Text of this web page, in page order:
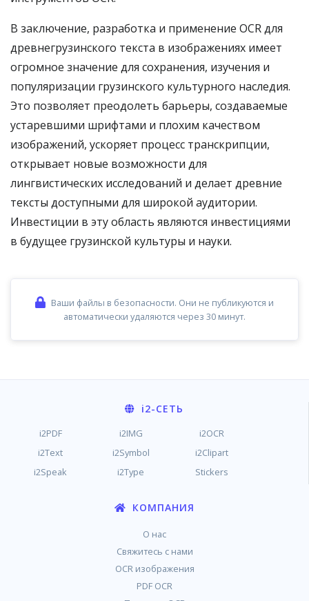
В заключение, разработка и применение OCR для
древнегрузинского текста в изображениях имеет
огромное значение для сохранения, изучения и
популяризации грузинского культурного наследия.
Это позволяет преодолеть барьеры, создаваемые
устаревшими шрифтами и плохим качеством
изображений, ускоряет процесс транскрипции,
открывает новые возможности для
лингвистических исследований и делает древние
тексты доступными для широкой аудитории.
Инвестиции в эту область являются инвестициями
в будущее грузинской культуры и науки.
Ваши файлы в безопасности. Они не публикуются и
автоматически удаляются через 30 минут.
i2-СЕТЬ
i2PDF i2IMG
i2OCR
i2Text
i2Symbol
i2Clipart
i2Speak
i2Type Stickers
КОМПАНИЯ
О нас
Свяжитесь с нами
OCR изображения
PDF OCR